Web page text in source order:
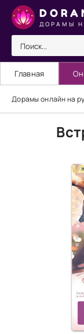
ДОРАМЫ
Главная
Дорамы онлайн на